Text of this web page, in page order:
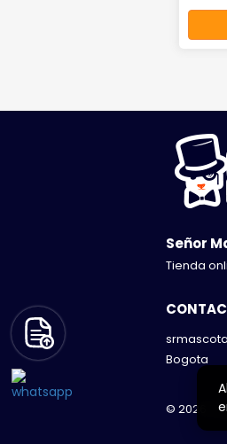
Señor
Tienda
Bogota
© 2026